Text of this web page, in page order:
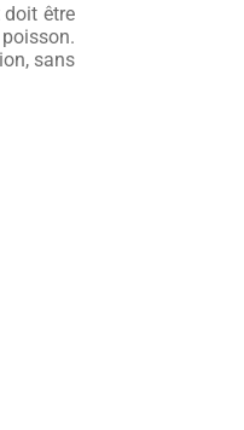
être
sans
son
de la